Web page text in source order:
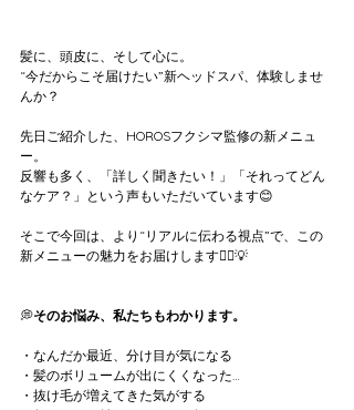
髪に、頭皮に、そして心に。
“今だからこそ届けたい”新ヘッドスパ、体験しませ
んか？
先日ご紹介した、HOROSフクシマ監修の新メニュ
ー。
反響も多く、「詳しく聞きたい！」「それってどん
なケア？」という声もいただいています😊
そこで今回は、より“リアルに伝わる視点”で、この
新メニューの魅力をお届けします🧖‍♀️💡
💭そのお悩み、私たちもわかります。
・なんだか最近、分け目が気になる
・髪のボリュームが出にくくなった…
・抜け毛が増えてきた気がする